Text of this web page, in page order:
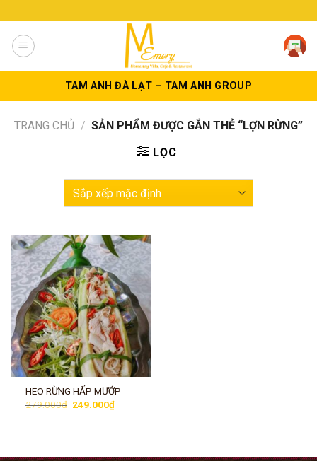
to
content
TAM ANH ĐÀ LẠT – TAM ANH GROUP
TRANG CHỦ / SẢN PHẨM ĐƯỢC GẮN THẺ “LỢN RỪNG”
LỌC
HEO RỪNG HẤP MƯỚP
279.000₫ Giá
249.000₫Giá
hiện